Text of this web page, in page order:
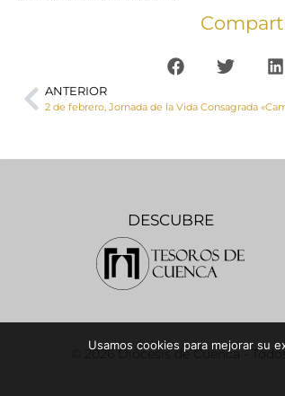
ANTERIOR
DESCUBRE
© 2026 Diócesis de Cuenca -
Usamos cookies para mejorar su